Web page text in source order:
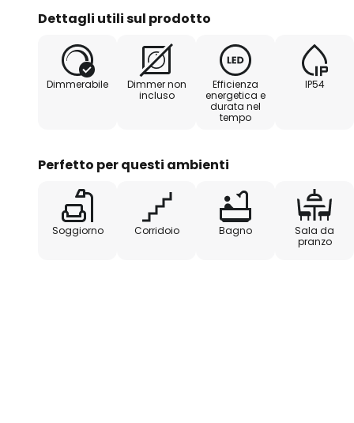
commerciali. Blocky è protetto
e polvere con un grado di
anche per l'installazione nei
connettore rapido - Driver
Dimmerabile esternamente -
Dettagli utili sul prodotto
Dimmerabile
Dimmer non
incluso
Efficienza
energetica e
durata nel
tempo
IP54
Perfetto per questi ambienti
Soggiorno Corridoio Bagno
Sala da
pranzo